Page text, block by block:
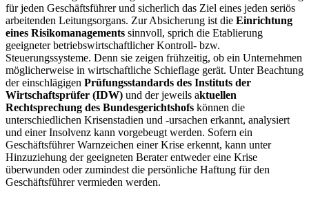
für jeden Geschäftsführer und sicherlich das Ziel eines jeden seriös
arbeitenden Leitungsorgans. Zur Absicherung ist die Einrichtung
eines Risikomanagements sinnvoll, sprich die Etablierung
geeigneter betriebswirtschaftlicher Kontroll- bzw.
Steuerungssysteme. Denn sie zeigen frühzeitig, ob ein Unternehmen
möglicherweise in wirtschaftliche Schieflage gerät. Unter Beachtung
der einschlägigen Prüfungsstandards des Instituts der
Wirtschaftsprüfer (IDW) und der jeweils aktuellen
Rechtsprechung des Bundesgerichtshofs können die
unterschiedlichen Krisenstadien und -ursachen erkannt, analysiert
und einer Insolvenz kann vorgebeugt werden. Sofern ein
Geschäftsführer Warnzeichen einer Krise erkennt, kann unter
Hinzuziehung der geeigneten Berater entweder eine Krise
überwunden oder zumindest die persönliche Haftung für den
Geschäftsführer vermieden werden.